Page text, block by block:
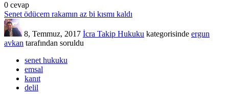
0 cevap
Senet ödücem rakamın az bi kısmı kaldı
8, Temmuz, 2017 İcra Takip Hukuku kategorisinde ergun
avkan tarafından soruldu
senet hukuku
emsal
kanıt
delil